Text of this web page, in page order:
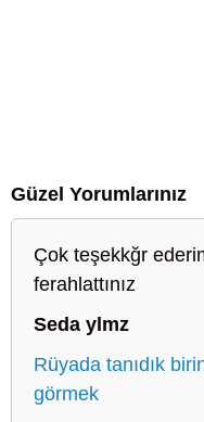
Güzel Yorumlarınız
Çok teşekkğr
ferahlattınız
Seda ylmz
Rüyada tanıdık
görmek